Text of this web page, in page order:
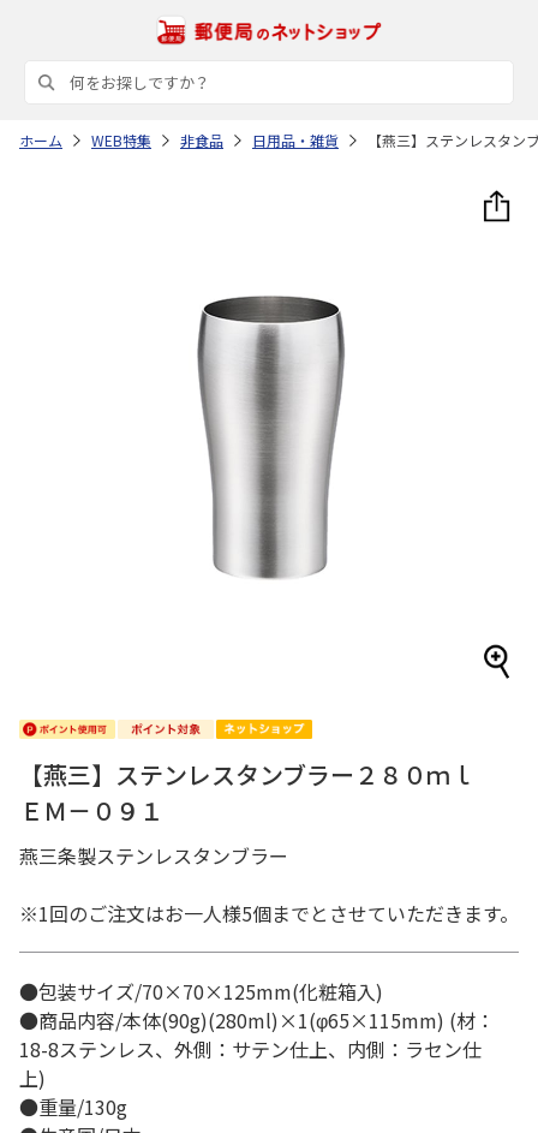
ホーム WEB特集 非食品 日用品・雑貨 【燕三】ステンレスタ
【燕三】ステンレスタンブラー２８０ｍｌ
ＥＭ－０９１
燕三条製ステンレスタンブラー
※1回のご注文はお一人様5個までとさせていただきます。
●包装サイズ/70×70×125mm(化粧箱入)
●商品内容/本体(90g)(280ml)×1(φ65×115mm) (材：
18-8ステンレス、外側：サテン仕上、内側：ラセン仕
上)
●重量/130g